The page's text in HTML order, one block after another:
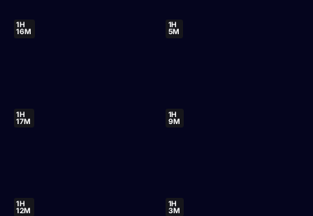
1H
16M
1H
5M
1H
17M
1H
9M
1H
12M
1H
3M